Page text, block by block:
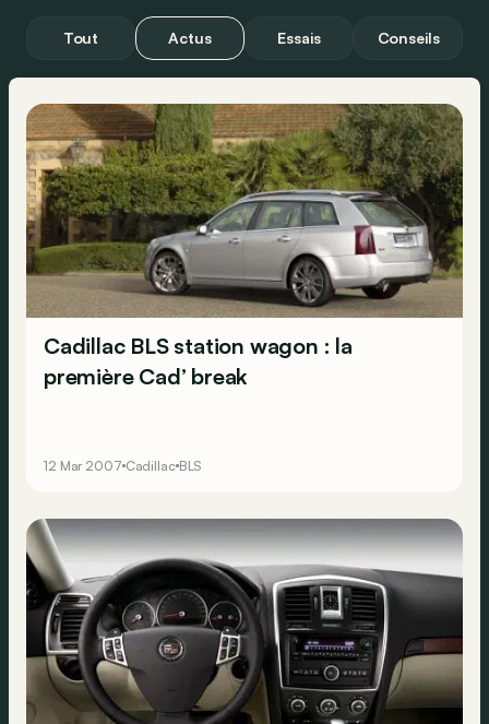
Tout Actus Essais Conseils
Cadillac BLS station wagon : la
première Cad’ break
12 Mar 2007 Cadillac BLS